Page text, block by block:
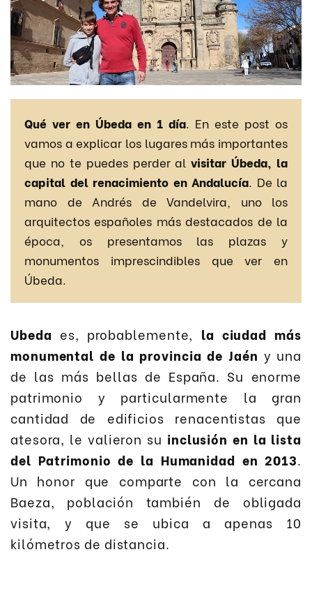
Qué ver en Úbeda en 1 día. En este post os
vamos a explicar los lugares más importantes
que no te puedes perder alvisitar Úbeda, la
capital del renacimiento en Andalucía. De la
mano de Andrés de Vandelvira, uno los
arquitectos españoles más destacados de la
época, os presentamos las plazas y
monumentos imprescindibles que ver en
Úbeda.
Ubeda es, probablemente, la ciudad más
monumental de la provincia de Jaén y una
de las más bellas de España. Su enorme
patrimonio y particularmente la gran
cantidad de edificios renacentistas que
atesora, le valieron su inclusión en la lista
del Patrimonio de la Humanidad en 2013.
Un honor que comparte con la cercana
Baeza, población también de obligada
visita, y que se ubica a apenas 10
kilómetros de distancia.